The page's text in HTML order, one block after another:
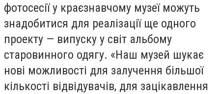
фотосесії у краєзнавчому музеї можуть
знадобитися для реалізації ще одного
проекту — випуску у світ альбому
старовинного одягу. «Наш музей шукає
нові можливості для залучення більшої
кількості відвідувачів, для зацікавлення